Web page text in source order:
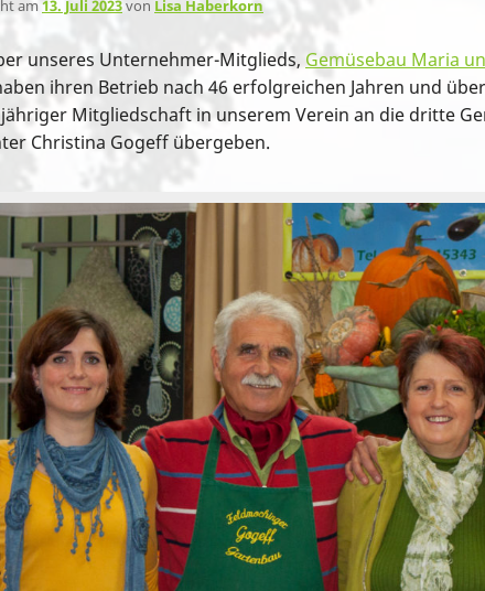
am 13. Juli 2023von Lisa Haberkorn
unseres Unternehmer-Mitglieds, Gemüsebau Maria
ihren Betrieb nach 46 erfolgreichen Jahren und über
Mitgliedschaft in unserem Verein an die dritte
Christina Gogeff übergeben.